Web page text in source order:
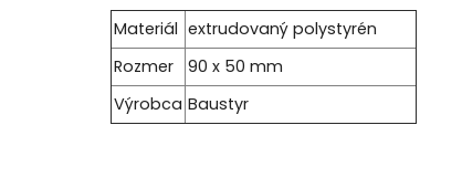
Materiál extrudovaný polystyrén
Rozmer
90 x 50 mm
Výrobca Baustyr